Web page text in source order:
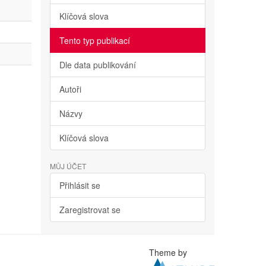
Klíčová slova
Tento typ publikací
Dle data publikování
Autoři
Názvy
Klíčová slova
MŮJ ÚČET
Přihlásit se
Zaregistrovat se
Theme by